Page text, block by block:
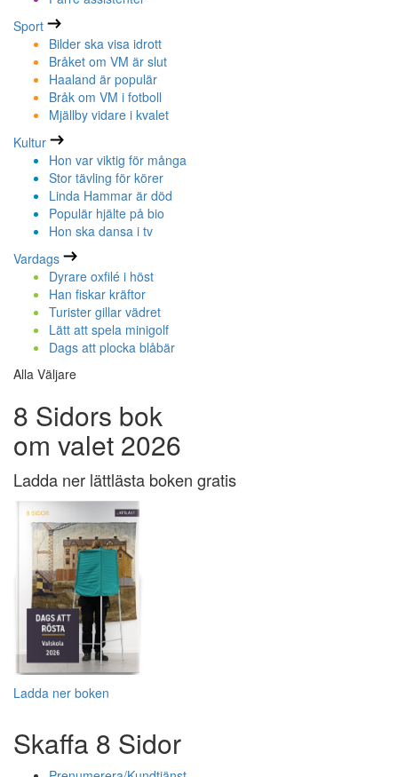
Sport
Bilder ska visa idrott
Bråket om VM är slut
Haaland är populär
Bråk om VM i fotboll
Mjällby vidare i kvalet
Kultur
Hon var viktig för många
Stor tävling för körer
Linda Hammar är död
Populär hjälte på bio
Hon ska dansa i tv
Vardags
Dyrare oxfilé i höst
Han fiskar kräftor
Turister gillar vädret
Lätt att spela minigolf
Dags att plocka blåbär
Alla Väljare
8 Sidors bok
om valet 2026
Ladda ner lättlästa boken gratis
Ladda ner boken
Skaffa 8 Sidor